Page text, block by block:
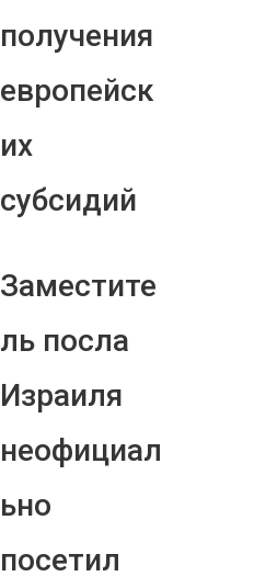
получения
европейск
их
субсидий
Заместите
ль посла
Израиля
неофициал
ьно
посетил